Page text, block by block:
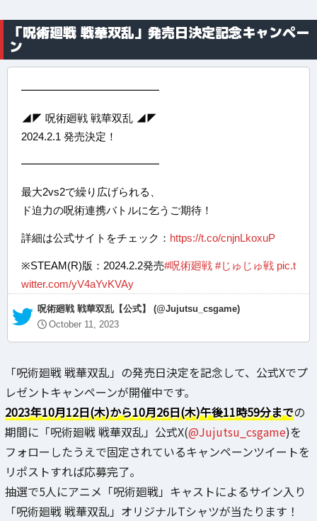
「呪術廻戦 戦華双乱」発売日決定記念キャンペー
ン
━━━━━━━━━━━━━
◢◤ 呪術廻戦 戦華双乱 ◢◤
2024.2.1 発売決定！
━━━━━━━━━━━━━
最大2vs2で繰り広げられる、
ド迫力の呪術連携バトルに乞うご期待！
詳細は公式サイトをチェック： https://t.co/cnjnLkoxuP
※STEAM(R)版：2024.2.2発売#呪術廻戦 #じゅじゅ戦 pic.t
witter.com/yV4aYvKVAy
— 呪術廻戦 戦華双乱【公式】 (@Jujutsu_csgame)
October 11, 2023
「呪術廻戦 戦華双乱」の発売日決定を記念して、公式Xでプ
レゼントキャンペーンが開催中です。
2023年10月12日(木)から10月26日(木)午後11時59分までの
期間に「呪術廻戦 戦華双乱」公式X(@Jujutsu_csgame)を
フォローしたうえで固定されているキャンペーンツイートを
リポストすれば応募完了。
抽選で5人にアニメ「呪術廻戦」キャストによるサイン入り
「呪術廻戦 戦華双乱」オリジナルTシャツが当たります！